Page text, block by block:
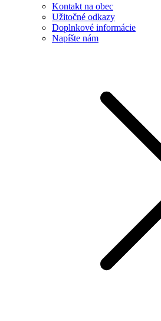
Kontakt na obec
Užitočné odkazy
Doplnkové informácie
Napíšte nám